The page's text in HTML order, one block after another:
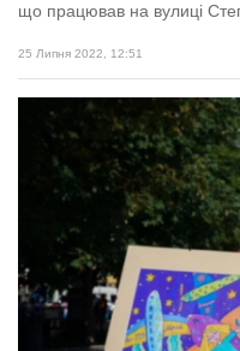
що працював на вулиці
25 Липня 2022, 12:51